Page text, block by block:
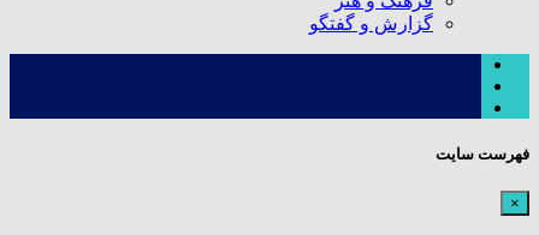
گزارش و گفتگو
فهرست سایت
×